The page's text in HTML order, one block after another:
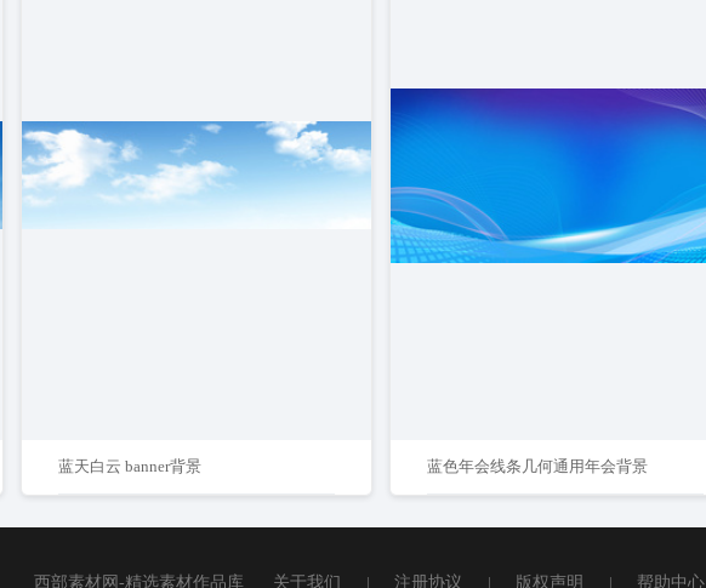
蓝天白云 banner背景 蓝色年会线条几何通用年会背景
西部素材网-精选素材作品库 关于我们 | 注册协议 | 版权声明 | 帮助中心